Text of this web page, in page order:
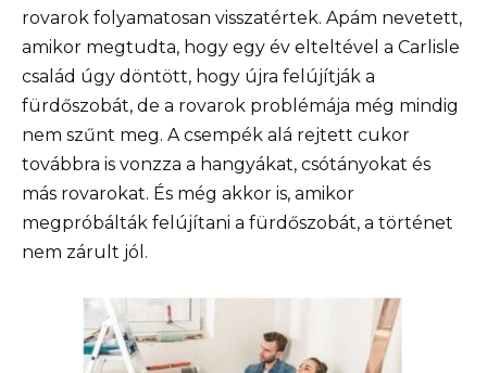
rovarok folyamatosan visszatértek. Apám nevetett,
amikor megtudta, hogy egy év elteltével a Carlisle
család úgy döntött, hogy újra felújítják a
fürdőszobát, de a rovarok problémája még mindig
nem szűnt meg. A csempék alá rejtett cukor
továbbra is vonzza a hangyákat, csótányokat és
más rovarokat. És még akkor is, amikor
megpróbálták felújítani a fürdőszobát, a történet
nem zárult jól.